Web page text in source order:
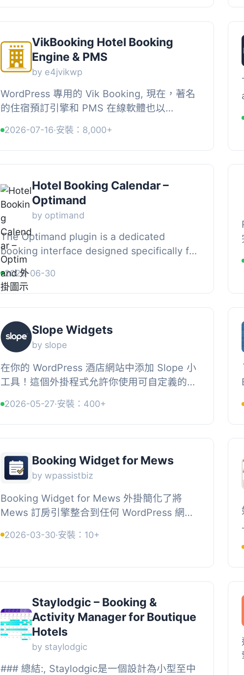
VikBooking Hotel Booking
Engine & PMS
by e4jvikwp
WordPress 專用的 Vik Booking, 現在，著名
的住宿預訂引擎和 PMS 在線軟體也以
正在尋找可靠的住宿預訂系統，包括...
2026-07-16·安裝：8,000+
Hotel Booking Calendar –
Optimand
by optimand
The Optimand plugin is a dedicated
booking interface designed specifically for
the hospitality industry. It provides a
powerful, local tool to stre...
2026-06-30
Slope Widgets
by slope
在你的 WordPress 酒店網站中添加 Slope 小
工具！這個外掛程式允許你使用可自定義的
如果你使用 Slope 酒店管理...
2026-05-27·安裝：400+
Booking Widget for Mews
by wpassistbiz
Booking Widget for Mews 外掛簡化了將
Mews 訂房引擎整合到任何 WordPress 網站
地在網站上添加「立即訂房」按鈕或...
2026-03-30·安裝：10+
Staylodgic – Booking &
Activity Manager for Boutique
Hotels
by staylodgic
### 總結:, Staylodgic是一個設計為小型至中